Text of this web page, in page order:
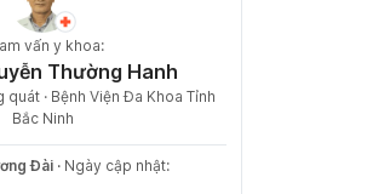
vấn y khoa:
Thường Hanh
· Bệnh Viện Đa Khoa Tỉnh
Bắc Ninh
Đài · Ngày cập nhật: